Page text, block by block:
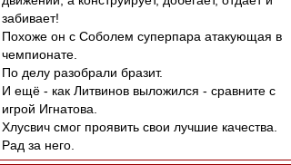
забивает!
Похоже он с Соболем суперпара атакующая в
чемпионате.
По делу разобрали бразит.
И ещё - как Литвинов выложился - сравните с
игрой Игнатова.
Хлусвич смог проявить свои лучшие качества.
Рад за него.